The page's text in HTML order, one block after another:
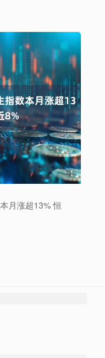
月涨超13% 恒